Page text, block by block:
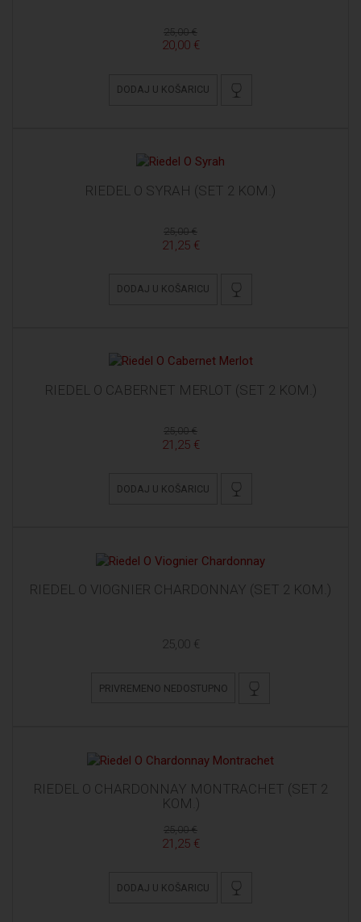
25,00 €
20,00 €
DODAJ U KOŠARICU
RIEDEL O SYRAH (SET 2 KOM.)
25,00 €
21,25 €
DODAJ U KOŠARICU
RIEDEL O CABERNET MERLOT (SET 2 KOM.)
25,00 €
21,25 €
DODAJ U KOŠARICU
RIEDEL O VIOGNIER CHARDONNAY (SET 2 KOM.)
25,00 €
PRIVREMENO NEDOSTUPNO
RIEDEL O CHARDONNAY MONTRACHET (SET 2
KOM.)
25,00 €
21,25 €
DODAJ U KOŠARICU